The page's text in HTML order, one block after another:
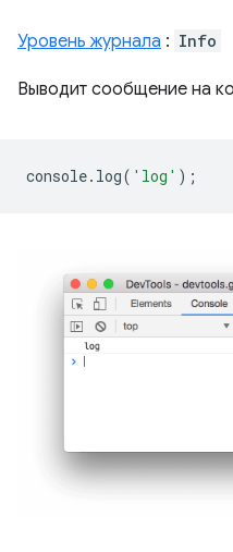
Уровень журнала : Info
Выводит сообщение на
console. log( 'log' );